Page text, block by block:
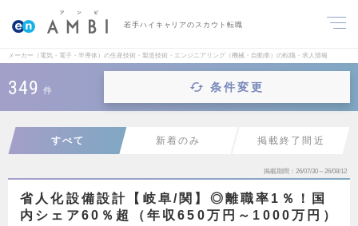
若手ハイキャリアのスカウト転職
メーカー（電気・電子・半導体）の生産技術・製造技術・エンジニアリング（機械・自動車）の転職・求人情報
349 件 条件変更
すべて 新着のみ 掲載終了間近
掲載期間 26/07/30～26/08/12
省人化設備設計【岐阜/関】◎離職率1％！国
内シェア60％超（年収650万円～1000万円）